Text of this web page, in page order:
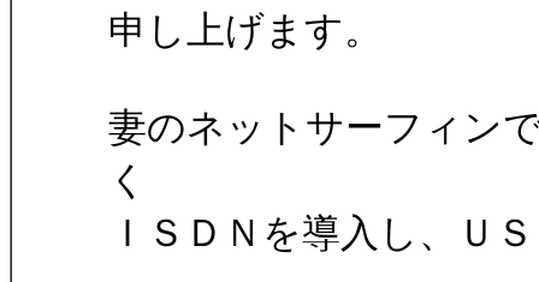
申し上げます。
妻のネットサーフィン
く
ＩＳＤＮを導入し、Ｕ